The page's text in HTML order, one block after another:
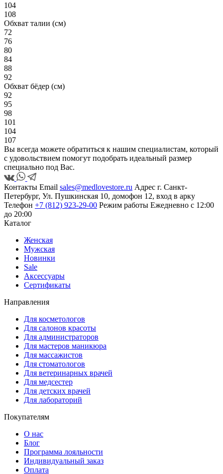
104
108
Обхват талии (см)
72
76
80
84
88
92
Обхват бёдер (см)
92
95
98
101
104
107
Вы всегда можете обратиться к нашим специалистам, который
с удовольствием помогут подобрать идеальный размер
специально под Вас.
Контакты Email sales@medlovestore.ru Адрес г. Санкт-
Петербург, Ул. Пушкинская 10, домофон 12, вход в арку
Телефон +7 (812) 923-29-00 Режим работы Ежедневно с 12:00
до 20:00
Каталог
Женская
Мужская
Новинки
Sale
Аксессуары
Сертификаты
Направления
Для косметологов
Для салонов красоты
Для администраторов
Для мастеров маникюра
Для массажистов
Для стоматологов
Для ветеринарных врачей
Для медсестер
Для детских врачей
Для лабораторий
Покупателям
О нас
Блог
Программа лояльности
Индивидуальный заказ
Оплата